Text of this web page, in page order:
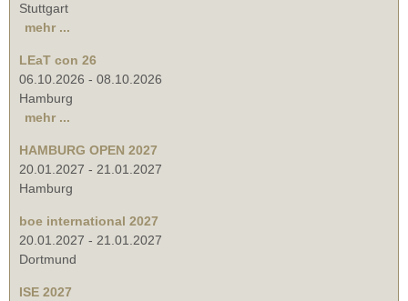
Stuttgart
mehr ...
LEaT con 26
06.10.2026 - 08.10.2026
Hamburg
mehr ...
HAMBURG OPEN 2027
20.01.2027 - 21.01.2027
Hamburg
boe international 2027
20.01.2027 - 21.01.2027
Dortmund
ISE 2027